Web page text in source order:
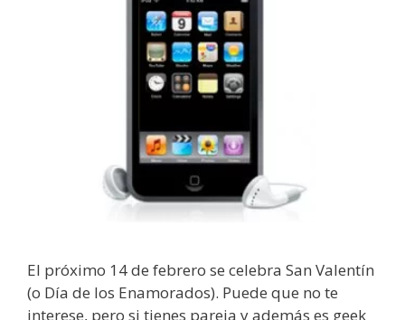
El próximo 14 de febrero se celebra San Valentín
(o Día de los Enamorados). Puede que no te
interese, pero si tienes pareja y además es geek